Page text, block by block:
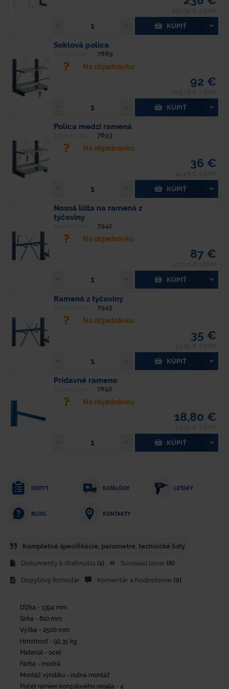
KÚPIŤ
Soklová polica
7889
Na objednávku
92 €
KÚPIŤ
Polica medzi ramená
7893
Na objednávku
36 €
KÚPIŤ
Nosná lišta na ramená z
tyčoviny
7942
Na objednávku
87 €
KÚPIŤ
Ramená z tyčoviny
7943
Na objednávku
35 €
KÚPIŤ
Prídavné rameno
7850
Na objednávku
18,80 €
KÚPIŤ
DOPYT KATALÓGY LETÁKY
BLOG KONTAKTY
Kompletné špecifikácie, parametre. technické listy
Dokumenty k stiahnutiu (1) Súvisiaci tovar (8)
Dopytový formulár Komentár a hodnotenie (0)
Dĺžka - 1394 mm
Šírka - 810 mm
Výška - 2500 mm
Hmotnosť - 92,35 kg
Materiál - oceľ
Farba - modrá
Montáž výrobku - nutná montáž
Počet ramien konzolového regála - 4